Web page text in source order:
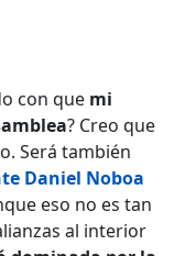
con que mi
? Creo que
Será también
Daniel Noboa
eso no es tan
al interior